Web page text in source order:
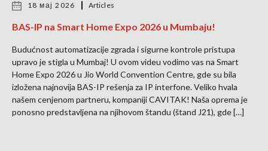
18 мај 2026 Articles
BAS-IP na Smart Home Expo 2026 u Mumbaju!
Budućnost automatizacije zgrada i sigurne kontrole pristupa
upravo je stigla u Mumbaj! U ovom videu vodimo vas na Smart
Home Expo 2026 u Jio World Convention Centre, gde su bila
izložena najnovija BAS-IP rešenja za IP interfone. Veliko hvala
našem cenjenom partneru, kompaniji CAVITAK! Naša oprema je
ponosno predstavljena na njihovom štandu (štand J21), gde […]